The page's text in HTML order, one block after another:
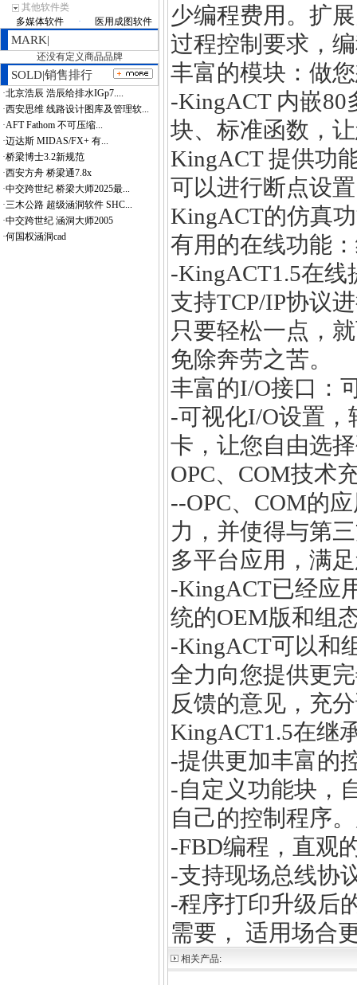
其他软件类
多媒体软件
· 医用成图软件
MARK|
还没有定义商品品牌
SOLD|销售排行
·北京浩辰 浩辰给排水IGp7....
·西安思维 线路设计图库及管理软...
·AFT Fathom 不可压缩...
·迈达斯 MIDAS/FX+ 有...
·桥梁博士3.2新规范
·西安方舟 桥梁通7.8x
·中交跨世纪 桥梁大师2025最...
·三木公路 超级涵洞软件 SHC...
·中交跨世纪 涵洞大师2005
·何国权涵洞cad
少编程费用。扩
过程控制要求，
丰富的模块：做
-KingACT 内嵌
块、标准函数，
KingACT 提供功
可以进行断点设
KingACT的仿真
有用的在线功能
-KingACT1.5在
支持TCP/IP协议
只要轻松一点，
免除奔劳之苦。
丰富的I/O接口：
-可视化I/O设置
卡，让您自由选
OPC、COM技术
--OPC、COM的
力，并使得与第
多平台应用，满
-KingACT已经应
统的OEM版和组
-KingACT可以和
全力向您提供更
反馈的意见，充
KingACT1.5在继
-提供更加丰富的
-自定义功能块，
自己的控制程序
-FBD编程，直观
-支持现场总线协
-程序打印升级后
需要， 适用场合
相关产品: